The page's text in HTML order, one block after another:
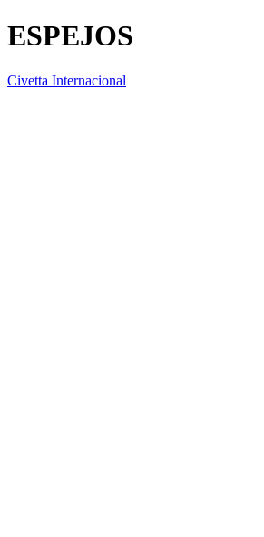
ESPEJOS
Civetta Internacional